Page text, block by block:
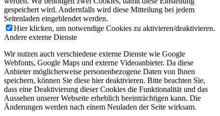
gespeichert wird. Andernfalls wird diese Mitteilung bei jedem
Seitenladen eingeblendet werden.
Hier klicken, um notwendige Cookies zu aktivieren/deaktivieren.
Andere externe Dienste
Wir nutzen auch verschiedene externe Dienste wie Google
Webfonts, Google Maps und externe Videoanbieter. Da diese
Anbieter möglicherweise personenbezogene Daten von Ihnen
speichern, können Sie diese hier deaktivieren. Bitte beachten Sie,
dass eine Deaktivierung dieser Cookies die Funktionalität und das
Aussehen unserer Webseite erheblich beeinträchtigen kann. Die
Änderungen werden nach einem Neuladen der Seite wirksam.